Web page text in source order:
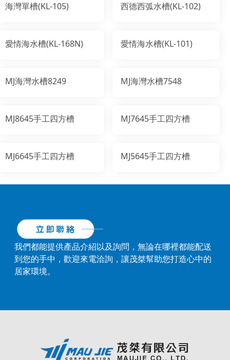
海灣單槽(KL-105) 西德西弧水槽(KL-102)
愛情海水槽(KL-168N) 愛情海水槽(KL-101)
MJ海灣水槽8249 MJ海灣水槽7548
MJ8645手工四方槽 MJ7645手工四方槽
MJ6645手工四方槽 MJ5645手工四方槽
我們都能提供產品介紹以及詢問，無論在哪裡都能配送
到您的手中，歡迎來電洽詢，讓茂桀幫助您打造心中的
居家環境。